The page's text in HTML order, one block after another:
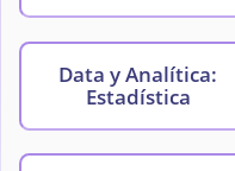
Data y Analítica:
Estadística